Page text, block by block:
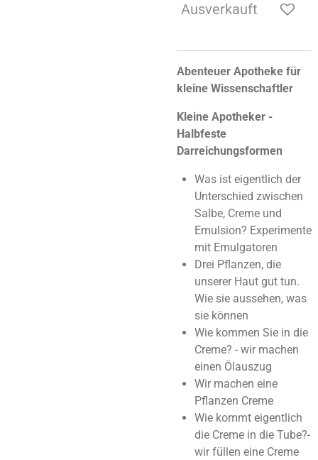
Ausverkauft
Abenteuer Apotheke für
kleine Wissenschaftler
Kleine Apotheker -
Halbfeste
Darreichungsformen
Was ist eigentlich der
Unterschied zwischen
Salbe, Creme und
Emulsion? Experimente
mit Emulgatoren
Drei Pflanzen, die
unserer Haut gut tun.
Wie sie aussehen, was
sie können
Wie kommen Sie in die
Creme? - wir machen
einen Ölauszug
Wir machen eine
Pflanzen Creme
Wie kommt eigentlich
die Creme in die Tube?-
wir füllen eine Creme